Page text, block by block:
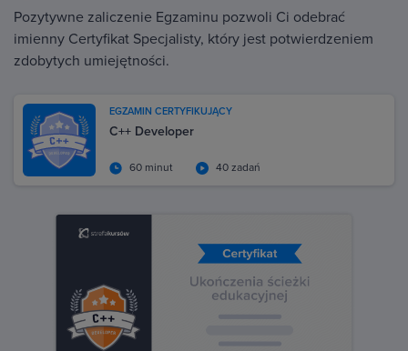
Pozytywne zaliczenie Egzaminu pozwoli Ci odebrać
imienny Certyfikat Specjalisty, który jest potwierdzeniem
zdobytych umiejętności.
EGZAMIN CERTYFIKUJĄCY
C++ Developer
60 minut 40 zadań